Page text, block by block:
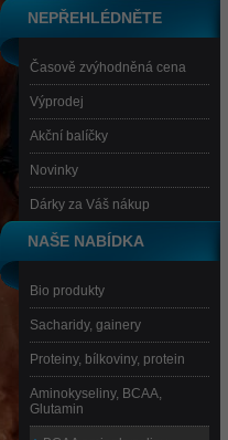
NEPŘEHLÉDNĚTE
Časově zvýhodněná cena
Výprodej
Akční balíčky
Novinky
Dárky za Váš nákup
NAŠE NABÍDKA
Bio produkty
Sacharidy, gainery
Proteiny, bílkoviny, protein
Aminokyseliny, BCAA,
Glutamin